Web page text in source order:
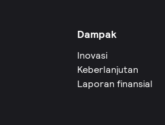
Dampak
Inovasi
Keberlanjutan
Laporan finansial